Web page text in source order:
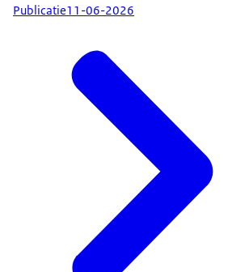
Publicatie11-06-2026